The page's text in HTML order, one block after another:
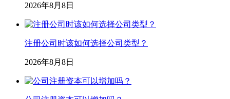
2026年8月8日
注册公司时该如何选择公司类型？
2026年8月8日